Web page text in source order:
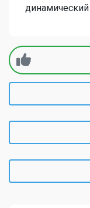
динамический